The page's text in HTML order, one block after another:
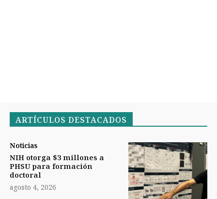
ARTÍCULOS DESTACADOS
Noticias
NIH otorga $3 millones a
PHSU para formación
doctoral
agosto 4, 2026